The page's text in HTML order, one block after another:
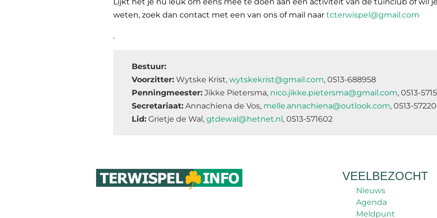
weten, zoek dan contact met een van ons of mail naar tcterwispel@gmail.com
.
Bestuur:
Voorzitter: Wytske Krist, wytskekrist@gmail.com, 0513-688958
Penningmeester: Jikke Pietersma, nico.jikke.pietersma@gmail.com, 0513-
Secretariaat: Annachiena de Vos, melle.annachiena@outlook.com, 0513-
Lid: Grietje de Wal, gtdewal@hetnet.nl , 0513-571602
VEELBEZOCHT
Nieuws
Agenda
Meldpunt